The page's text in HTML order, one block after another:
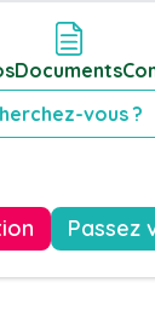
Documents
Passez